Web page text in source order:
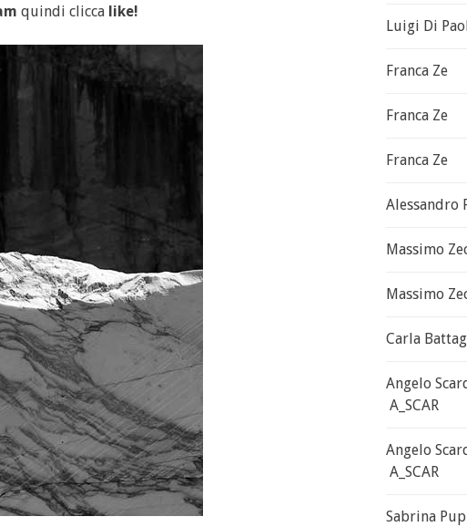
quindi clicca like!
Luigi Di
Franca Ze
Franca Ze
Franca Ze
Alessandro
Massimo
Massimo
Carla
Angelo
A_SCAR
Angelo
A_SCAR
Sabrina